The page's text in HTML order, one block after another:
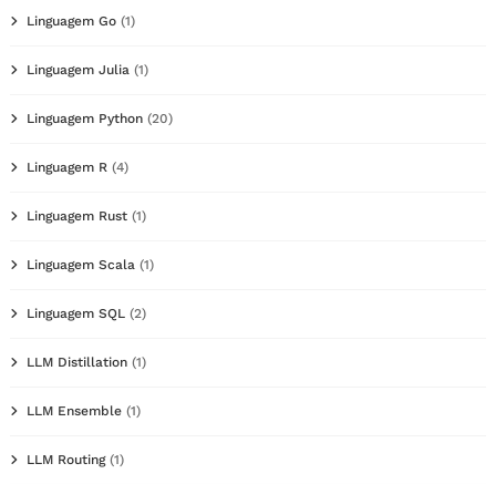
Linguagem Go (1)
Linguagem Julia (1)
Linguagem Python (20)
Linguagem R (4)
Linguagem Rust (1)
Linguagem Scala (1)
Linguagem SQL (2)
LLM Distillation (1)
LLM Ensemble (1)
LLM Routing(1)